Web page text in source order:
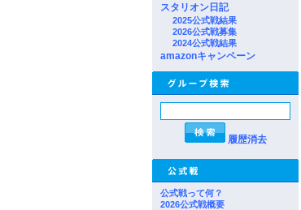
スタリオン日記
2025公式戦結果
2026公式戦募集
2024公式戦結果
amazonキャンペーン
履歴消去
公式戦って何？
2026公式戦概要